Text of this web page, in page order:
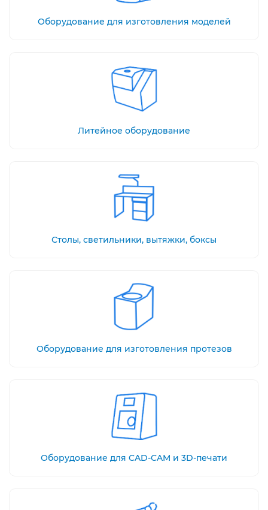
Оборудование для изготовления моделей
Литейное оборудование
Столы, светильники, вытяжки, боксы
Оборудование для изготовления протезов
Оборудование для CAD-CAM и 3D-печати